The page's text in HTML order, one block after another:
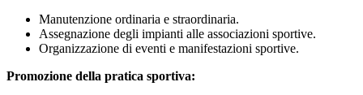
Manutenzione ordinaria e straordinaria.
Assegnazione degli impianti alle associazioni sportive.
Organizzazione di eventi e manifestazioni sportive.
Promozione della pratica sportiva: